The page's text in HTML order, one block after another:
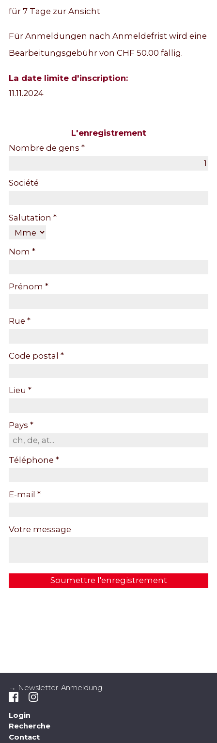
für 7 Tage zur Ansicht
Für Anmeldungen nach Anmeldefrist wird eine
Bearbeitungsgebühr von CHF 50.00 fällig.
La date limite d'inscription:
11.11.2024
L'enregistrement
Nombre de gens *
Société
Salutation *
Nom *
Prénom *
Rue *
Code postal *
Lieu *
Pays *
Téléphone *
E-mail *
Votre message
Soumettre l'enregistrement
→ Newsletter-Anmeldung
Login
Recherche
Contact